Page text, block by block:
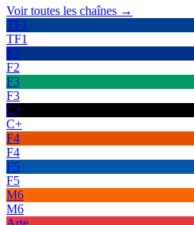
Voir toutes les chaînes →
TF1
TF1
F2
F2
F3
F3
C+
C+
F4
F4
F5
F5
M6
M6